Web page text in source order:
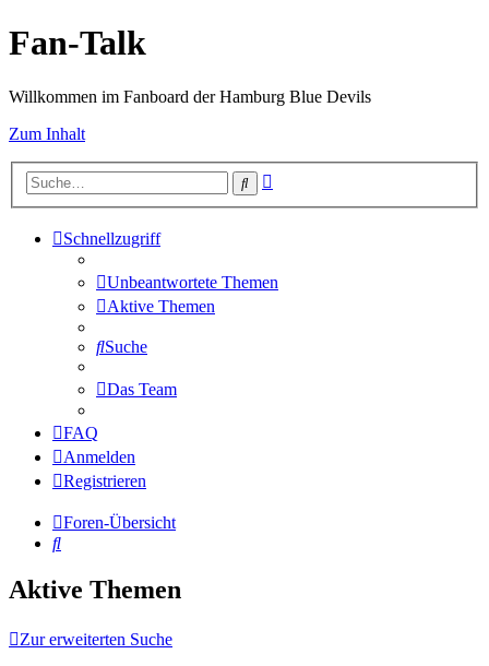
Fan-Talk
Willkommen im Fanboard der Hamburg Blue Devils
Zum Inhalt
Suche
Schnellzugriff
Unbeantwortete Themen
Aktive Themen
Suche
Das Team
FAQ
Anmelden
Registrieren
Foren-Übersicht
Suche
Aktive Themen
Zur erweiterten Suche